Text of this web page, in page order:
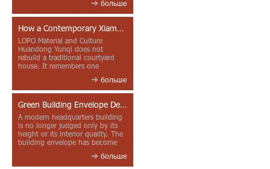
больше
How a Contemporary Xiamen Project Reframes Minnan Red Brick
LOPO Material and Culture
Huandong Yunqi does not
rebuild a traditional courtyard
house. It remembers one
больше
Green Building Envelope Design: Clay Sunscreen Fins for Modern Headquarters Architecture
A modern headquarters building
is no longer judged only by its
height or its interior quality. The
building envelope has become
больше